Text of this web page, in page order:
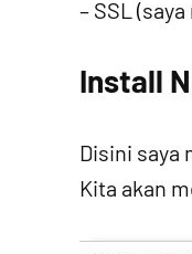
– SSL
Install
Disini saya
Kita akan